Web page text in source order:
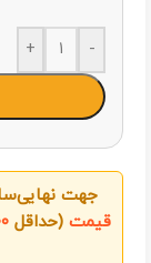
-
+
جهت
قیمت (حداقل